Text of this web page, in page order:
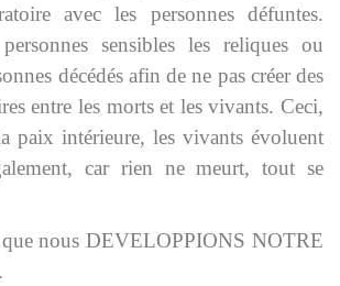
avec les personnes défuntes.
sensibles les reliques ou
décédés afin de ne pas créer des
entre les morts et les vivants. Ceci,
paix intérieure, les vivants évoluent
car rien ne meurt, tout se
nous DEVELOPPIONS NOTRE